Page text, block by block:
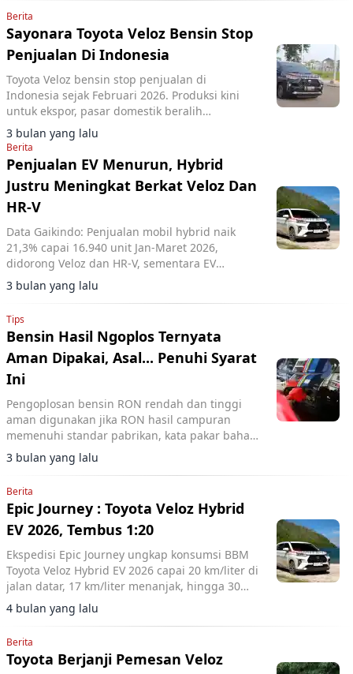
Berita
Sayonara Toyota Veloz Bensin Stop
Penjualan Di Indonesia
Toyota Veloz bensin stop penjualan di
Indonesia sejak Februari 2026. Produksi kini
untuk ekspor, pasar domestik beralih
sepenuhnya ke Veloz Hybrid Electric Vehicle.
3 bulan yang lalu
Berita
Penjualan EV Menurun, Hybrid
Justru Meningkat Berkat Veloz Dan
HR-V
Data Gaikindo: Penjualan mobil hybrid naik
21,3% capai 16.940 unit Jan-Maret 2026,
didorong Veloz dan HR-V, sementara EV
menurun.
3 bulan yang lalu
Tips
Bensin Hasil Ngoplos Ternyata
Aman Dipakai, Asal... Penuhi Syarat
Ini
Pengoplosan bensin RON rendah dan tinggi
aman digunakan jika RON hasil campuran
memenuhi standar pabrikan, kata pakar bahan
bakar HM Gazy Amin.
3 bulan yang lalu
Berita
Epic Journey : Toyota Veloz Hybrid
EV 2026, Tembus 1:20
Ekspedisi Epic Journey ungkap konsumsi BBM
Toyota Veloz Hybrid EV 2026 capai 20 km/liter di
jalan datar, 17 km/liter menanjak, hingga 30
km/liter menurun.
4 bulan yang lalu
Berita
Toyota Berjanji Pemesan Veloz